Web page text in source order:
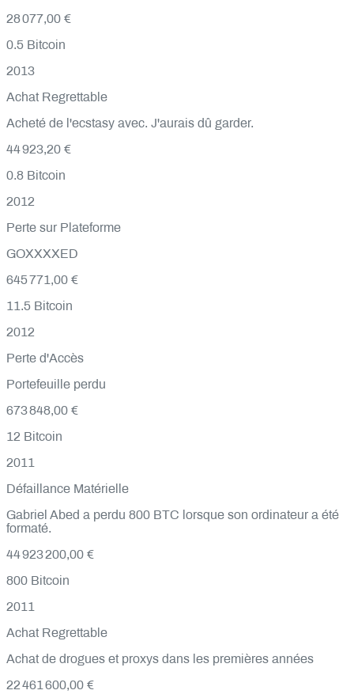
28 077,00 €
0.5 Bitcoin
2013
Achat Regrettable
Acheté de l'ecstasy avec. J'aurais dû garder.
44 923,20 €
0.8 Bitcoin
2012
Perte sur Plateforme
GOXXXXED
645 771,00 €
11.5 Bitcoin
2012
Perte d'Accès
Portefeuille perdu
673 848,00 €
12 Bitcoin
2011
Défaillance Matérielle
Gabriel Abed a perdu 800 BTC lorsque son ordinateur a été
formaté.
44 923 200,00 €
800 Bitcoin
2011
Achat Regrettable
Achat de drogues et proxys dans les premières années
22 461 600,00 €